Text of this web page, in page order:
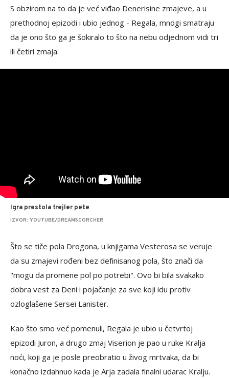
S obzirom na to da je već viđao Denerisine zmajeve, a u
prethodnoj epizodi i ubio jednog - Regala, mnogi smatraju
da je ono što ga je šokiralo to što na nebu odjednom vidi tri
ili četiri zmaja.
Igra prestola trejler pete
IZVOR: YOUTUBE/DREAMSCORCHER
Što se tiče pola Drogona, u knjigama Vesterosa se veruje
da su zmajevi rođeni bez definisanog pola, što znači da
"mogu da promene pol po potrebi". Ovo bi bila svakako
dobra vest za Deni i pojačanje za sve koji idu protiv
ozloglašene Sersei Lanister.
Kao što smo već pomenuli, Regala je ubio u četvrtoj
epizodi Juron, a drugo zmaj Viserion je pao u ruke Kralja
noći, koji ga je posle preobratio u živog mrtvaka, da bi
konačno izdahnuo kada je Arja zadala finalni udarac Kralju.